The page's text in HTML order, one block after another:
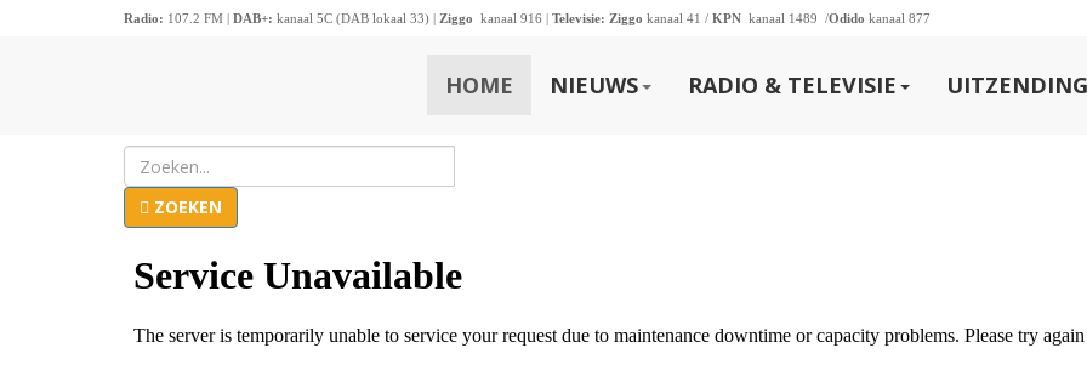
Radio: 107.2 FM | DAB+: kanaal 5C (DAB lokaal 33) | Ziggo kanaal 916 | Televisie: Ziggo kanaal 41 / KPN kanaal 1489 /Odido kanaal 877
HOME NIEUWS RADIO & TELEVISIE
ZOEKEN